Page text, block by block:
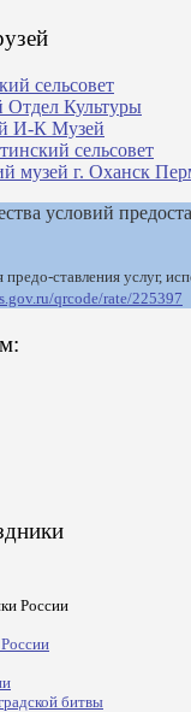
сельсовет
Отдел Культуры
И-К Музей
сельсовет
музей г. Оханск
условий
ставления услуг,
qrcode/rate/225397
России
битвы